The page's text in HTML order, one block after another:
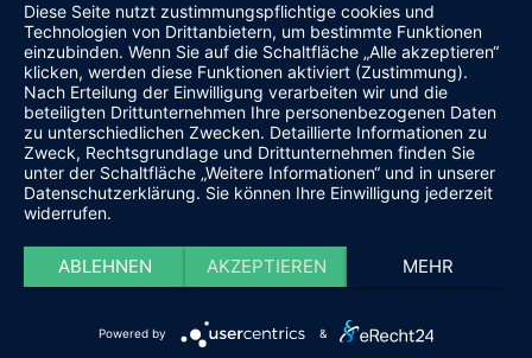
Diese Seite nutzt zustimmungspflichtige cookies und
Technologien von Drittanbietern, um bestimmte Funktionen
einzubinden. Wenn Sie auf die Schaltfläche „Alle akzeptieren“
klicken, werden diese Funktionen aktiviert (Zustimmung).
Nach Erteilung der Einwilligung verarbeiten wir und die
beteiligten Drittunternehmen Ihre personenbezogenen Daten
zu unterschiedlichen Zwecken. Detaillierte Informationen zu
Zweck, Rechtsgrundlage und Drittunternehmen finden Sie
unter der Schaltfläche „Weitere Informationen“ und in unserer
Datenschutzerklärung. Sie können Ihre Einwilligung jederzeit
widerrufen.
ABLEHNEN AKZEPTIEREN MEHR
Powered by &
undefined